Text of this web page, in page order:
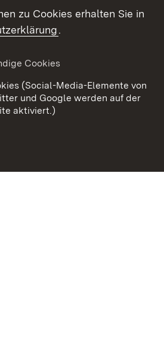
Barrierefreiheit
Cookies
zu Cookies erhalten Sie in
.
Cookies
(Social-Media-Elemente von
und Google werden auf der
aktiviert.)